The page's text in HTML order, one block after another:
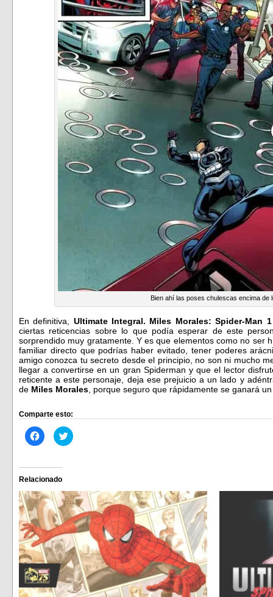
Bien ahí las poses chulescas encima de
En definitiva, Ultimate Integral. Miles Morales: Spider-Man
ciertas reticencias sobre lo que podía esperar de este
sorprendido muy gratamente. Y es que elementos como no ser
familiar directo que podrías haber evitado, tener poderes
amigo conozca tu secreto desde el principio, no son ni mucho
llegar a convertirse en un gran Spiderman y que el lector
reticente a este personaje, deja ese prejuicio a un lado y
de Miles Morales , porque seguro que rápidamente se ganará
Comparte esto:
Haz
clic
Facebook
(Se
abre
en
una
ventana
nueva)
Haz
clic
en
una
ventana
nueva)
Relacionado